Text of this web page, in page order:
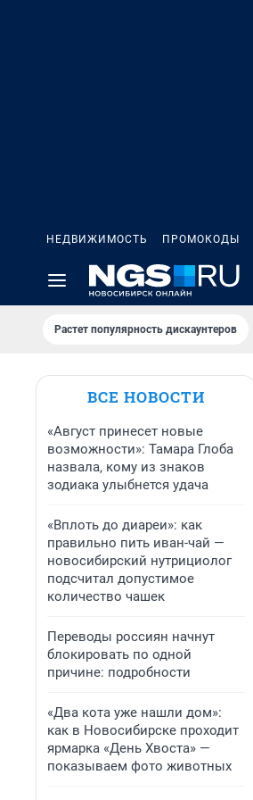
НЕДВИЖИМОСТЬ ПРОМОКОДЫ
Растет популярность дискаунтеров
ВСЕ НОВОСТИ
«Август принесет новые
возможности»: Тамара Глоба
назвала, кому из знаков
зодиака улыбнется удача
«Вплоть до диареи»: как
правильно пить иван-чай —
новосибирский нутрициолог
подсчитал допустимое
количество чашек
Переводы россиян начнут
блокировать по одной
причине: подробности
«Два кота уже нашли дом»:
как в Новосибирске проходит
ярмарка «День Хвоста» —
показываем фото животных